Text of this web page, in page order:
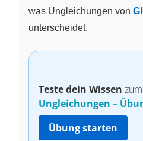
was Ungleichungen von
unterscheidet.
Teste dein Wissen
Ungleichungen –
Übung starten